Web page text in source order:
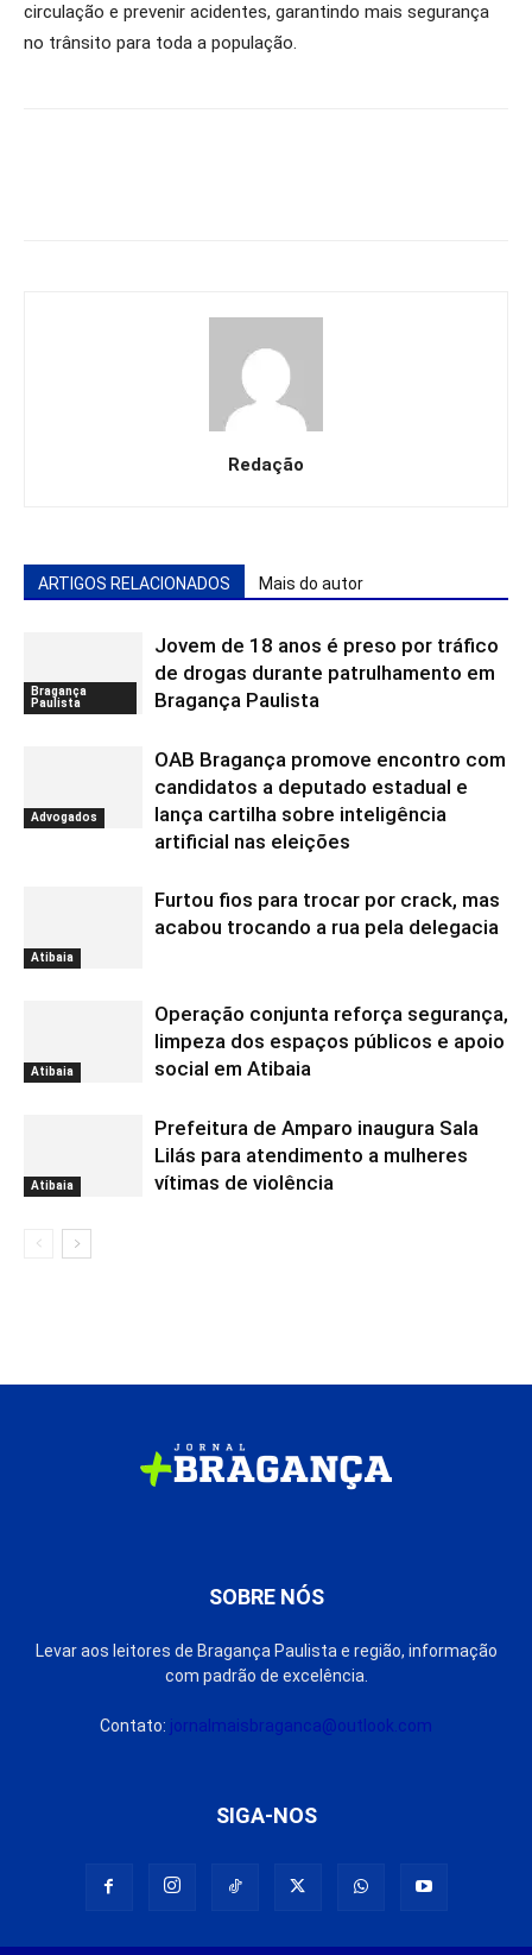
circulação e prevenir acidentes, garantindo mais segurança
no trânsito para toda a população.
Redação
ARTIGOS RELACIONADOS Mais do autor
Bragança
Paulista
Jovem de 18 anos é preso por tráfico
de drogas durante patrulhamento em
Bragança Paulista
Advogados
OAB Bragança promove encontro com
candidatos a deputado estadual e
lança cartilha sobre inteligência
artificial nas eleições
Atibaia
Furtou fios para trocar por crack, mas
acabou trocando a rua pela delegacia
Atibaia
Operação conjunta reforça segurança,
limpeza dos espaços públicos e apoio
social em Atibaia
Atibaia
Prefeitura de Amparo inaugura Sala
Lilás para atendimento a mulheres
vítimas de violência
SOBRE NÓS
Levar aos leitores de Bragança Paulista e região, informação
com padrão de excelência.
Contato: jornalmaisbraganca@outlook.com
SIGA-NOS